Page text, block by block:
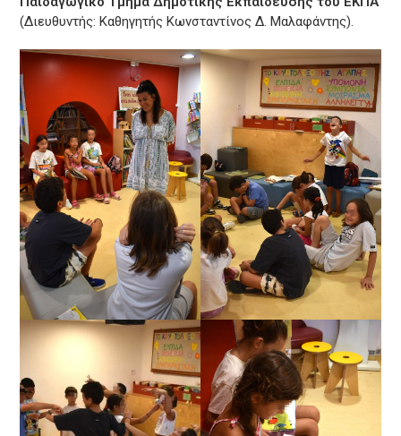
(Διευθυντής: Καθηγητής Κωνσταντίνος Δ. Μαλαφάντης).